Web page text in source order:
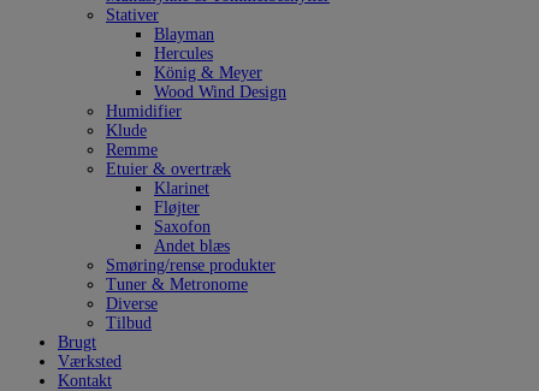
Stativer
Blayman
Hercules
König & Meyer
Wood Wind Design
Humidifier
Klude
Remme
Etuier & overtræk
Klarinet
Fløjter
Saxofon
Andet blæs
Smøring/rense produkter
Tuner & Metronome
Diverse
Tilbud
Brugt
Værksted
Kontakt